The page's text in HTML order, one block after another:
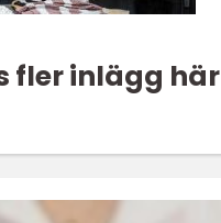
fler inlägg här